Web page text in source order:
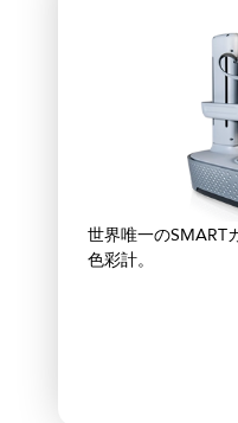
世界唯一のSMART
色彩計。